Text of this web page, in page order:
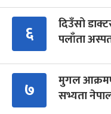
६
दिउँसो
पलाँता
७
मुगल
सभ्यता